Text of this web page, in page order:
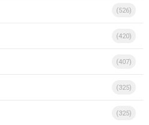
(526)
(420)
(407)
(325)
(325)